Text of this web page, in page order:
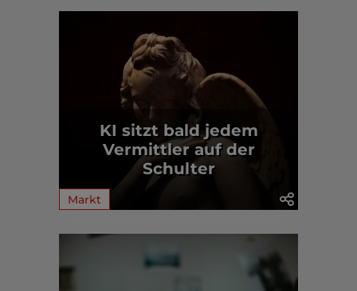
KI sitzt bald jedem
Vermittler auf der
Schulter
Markt